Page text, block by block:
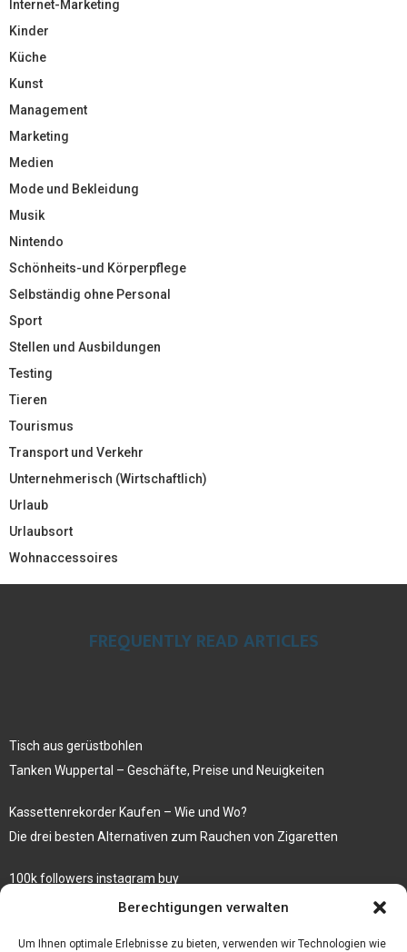
Berechtigungen verwalten
Um Ihnen optimale Erlebnisse zu bieten, verwenden wir Technologien wie
Internet-Marketing
Kinder
Küche
Kunst
Management
Marketing
Medien
Mode und Bekleidung
Musik
Nintendo
Schönheits-und Körperpflege
Selbständig ohne Personal
Sport
Stellen und Ausbildungen
Testing
Tieren
Tourismus
Transport und Verkehr
Unternehmerisch (Wirtschaftlich)
Urlaub
Urlaubsort
Wohnaccessoires
FREQUENTLY READ ARTICLES
Tisch aus gerüstbohlen
Tanken Wuppertal – Geschäfte, Preise und Neuigkeiten
Kassettenrekorder Kaufen – Wie und Wo?
Die drei besten Alternativen zum Rauchen von Zigaretten
100k followers instagram buy
Rezepte für gekochte Süßkartoffeln
Gönnen Sie sich bedruckte Fliesen mit einem eigenen Bild